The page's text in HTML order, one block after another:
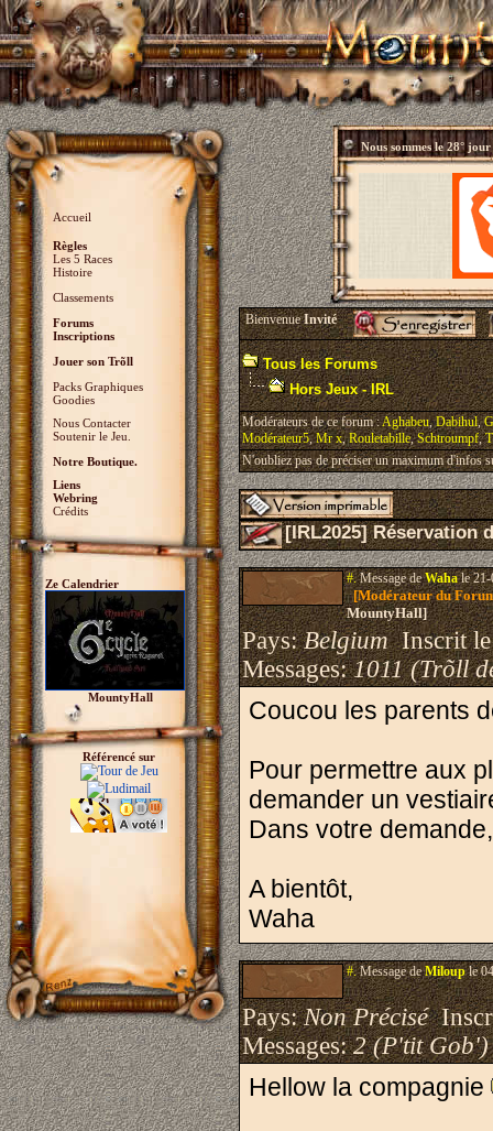
Accueil
Règles
Les 5 Races
Histoire
Classements
Forums
Inscriptions
Jouer son Trõll
Packs Graphiques
Goodies
Nous Contacter
Soutenir le Jeu.
Notre Boutique.
Liens
Webring
Crédits
Ze Calendrier
MountyHall
Référencé sur
Nous sommes le28° jour
BienvenueInvité
Tous les Forums
Hors Jeux - IRL
Modérateurs de ce forum :Aghabeu,Dabihul,
Modérateur5,Mr x,Rouletabille,Schtroumpf,
N'oubliez pas de préciser un maximum d'infos
[IRL2025] Réservation
#.Message deWahale 21-
[Modérateur du
MountyHall]
Pays:BelgiumInscrit
Messages:1011 (Trõll
Coucou les parents
Pour permettre aux
demander un
Dans votre
A bientôt,
Waha
#.Message deMilouple
Pays:Non Précisé
Messages:2 (P'tit Gob')
Hellow la compagnie